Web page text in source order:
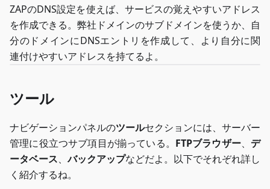
ZAPのDNS設定を使えば、サービスの覚えやすいアドレス
を作成できる。弊社ドメインのサブドメインを使うか、自
分のドメインにDNSエントリを作成して、より自分に関
連付けやすいアドレスを持てるよ。
ツール
ナビゲーションパネルのツールセクションには、サーバー
管理に役立つサブ項目が揃っている。 FTPブラウザー、 デ
ータベース、バックアップなどだよ。以下でそれぞれ詳し
く紹介するね。